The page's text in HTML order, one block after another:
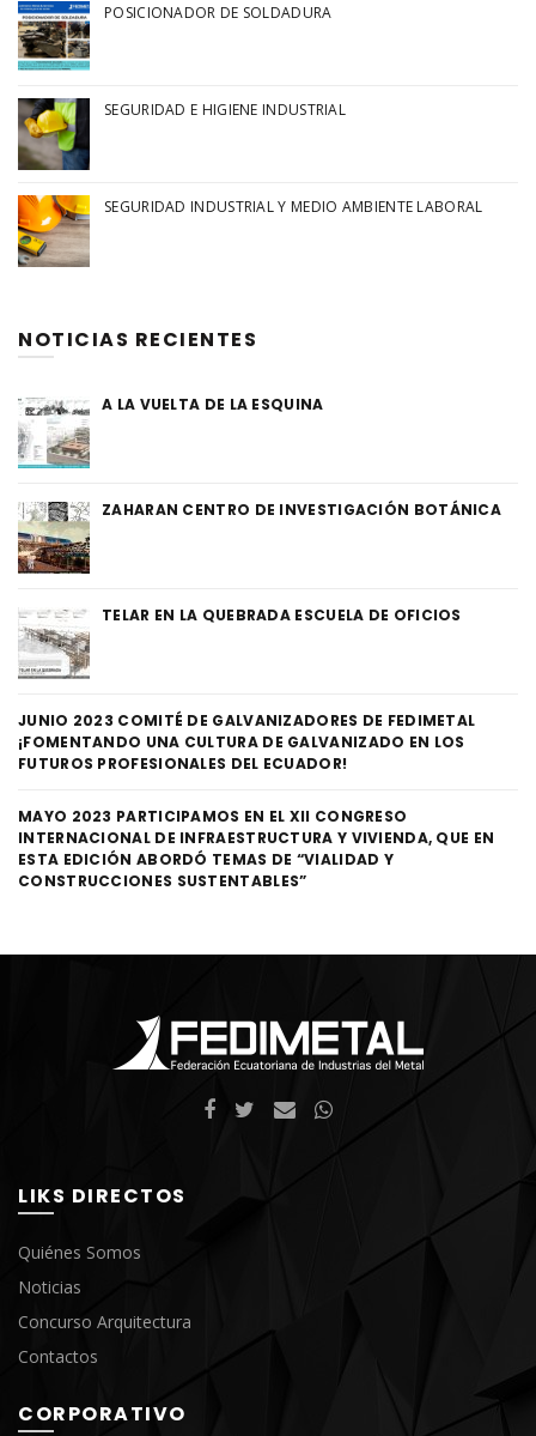
POSICIONADOR DE SOLDADURA
SEGURIDAD E HIGIENE INDUSTRIAL
SEGURIDAD INDUSTRIAL Y MEDIO AMBIENTE LABORAL
NOTICIAS RECIENTES
A LA VUELTA DE LA ESQUINA
ZAHARAN CENTRO DE INVESTIGACIÓN BOTÁNICA
TELAR EN LA QUEBRADA ESCUELA DE OFICIOS
JUNIO 2023 COMITÉ DE GALVANIZADORES DE FEDIMETAL
¡FOMENTANDO UNA CULTURA DE GALVANIZADO EN LOS
FUTUROS PROFESIONALES DEL ECUADOR!
MAYO 2023 PARTICIPAMOS EN EL XII CONGRESO
INTERNACIONAL DE INFRAESTRUCTURA Y VIVIENDA, QUE EN
ESTA EDICIÓN ABORDÓ TEMAS DE “VIALIDAD Y
CONSTRUCCIONES SUSTENTABLES”
LIKS DIRECTOS
Quiénes Somos
Noticias
Concurso Arquitectura
Contactos
CORPORATIVO